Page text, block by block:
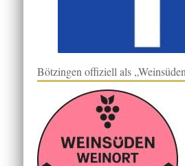
Bötzingen offiziell als